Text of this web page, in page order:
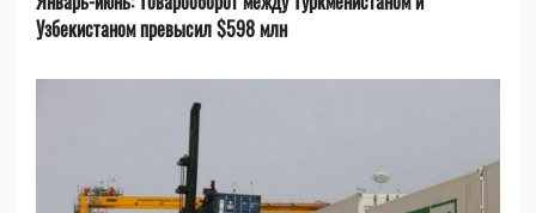
Узбекистаном превысил $598 млн